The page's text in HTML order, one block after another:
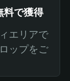
料で獲得
エリアで
ップをご